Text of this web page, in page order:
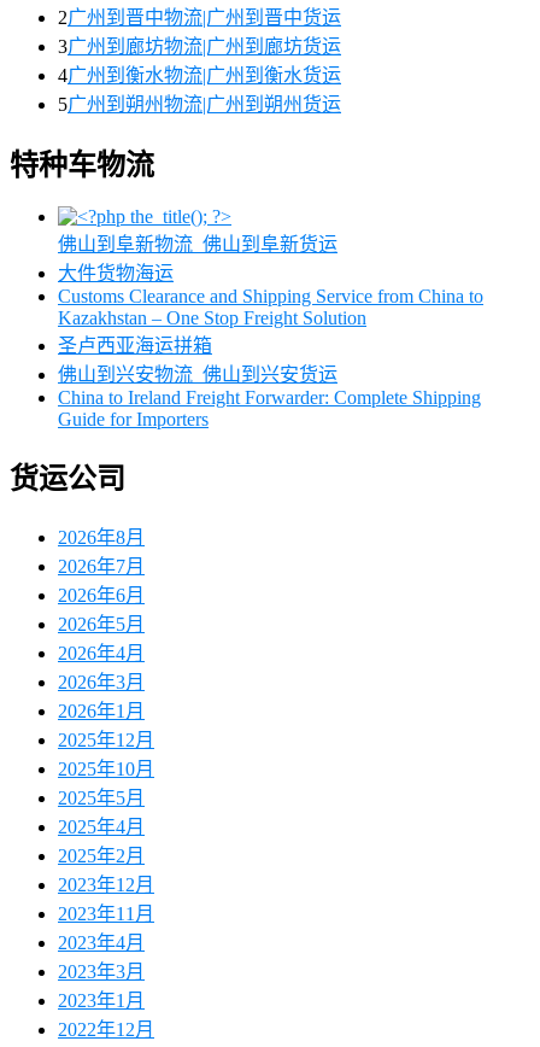
2广州到晋中物流|广州到晋中货运
3广州到廊坊物流|广州到廊坊货运
4广州到衡水物流|广州到衡水货运
5广州到朔州物流|广州到朔州货运
特种车物流
佛山到阜新物流_佛山到阜新货运
大件货物海运
Customs Clearance and Shipping Service from China to
Kazakhstan – One Stop Freight Solution
圣卢西亚海运拼箱
佛山到兴安物流_佛山到兴安货运
China to Ireland Freight Forwarder: Complete Shipping
Guide for Importers
货运公司
2026年8月
2026年7月
2026年6月
2026年5月
2026年4月
2026年3月
2026年1月
2025年12月
2025年10月
2025年5月
2025年4月
2025年2月
2023年12月
2023年11月
2023年4月
2023年3月
2023年1月
2022年12月